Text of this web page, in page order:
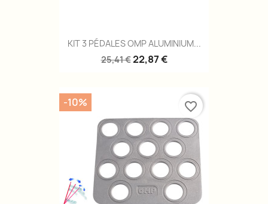
KIT 3 PÉDALES OMP ALUMINIUM...
25,41 €22,87 €
-10% favorite_border